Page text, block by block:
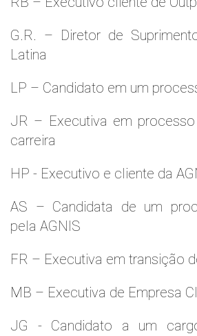
G.R. – Diretor de
Latina
LP – Candidato em um
JR – Executiva em
carreira
HP - Executivo e cliente da
AS – Candidata de um
pela AGNIS
FR – Executiva em transição
MB – Executiva de Empresa
JG - Candidato a um